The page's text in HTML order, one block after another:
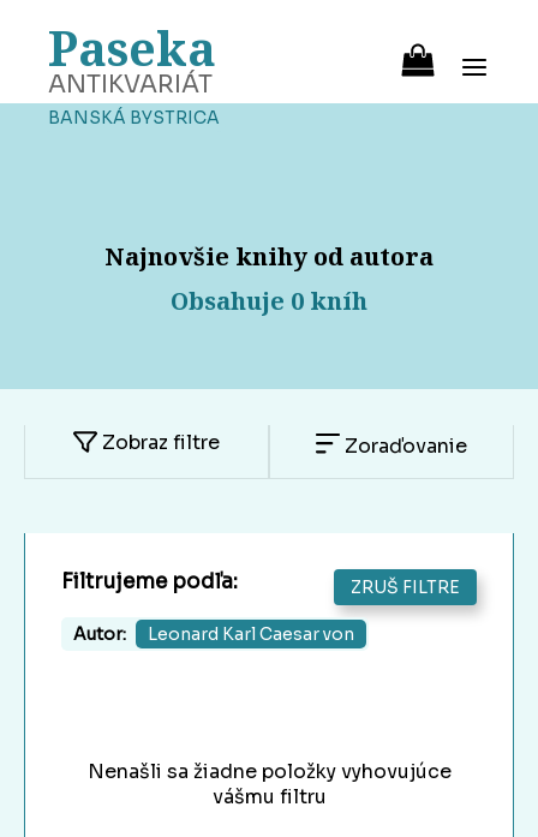
Paseka
ANTIKVARIÁT
BANSKÁ BYSTRICA
Najnovšie knihy od autora
Obsahuje 0 kníh
Zobraz filtre Zoraďovanie
Filtrujeme podľa: ZRUŠ FILTRE
Autor: Leonard Karl Caesar von
Nenašli sa žiadne položky vyhovujúce
vášmu filtru